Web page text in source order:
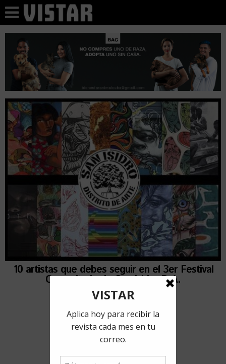
10 artistas que debes seguir en el 3er Festival
Comunitario de San Isidro D.A.
19 febrero, 2019 porRobin Pedraja